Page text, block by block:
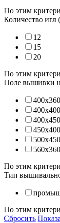
По этим
Количество игл
12
15
20
По этим
Поле вышивки
400х360
400х400
400х450
450х400
500х450
560х360
По этим
Тип
По этим
Сбросить